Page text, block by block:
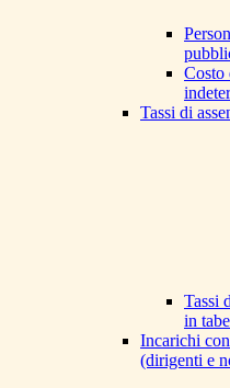
Costo
Tassi di
Tassi
in
Incarichi
(dirigenti e